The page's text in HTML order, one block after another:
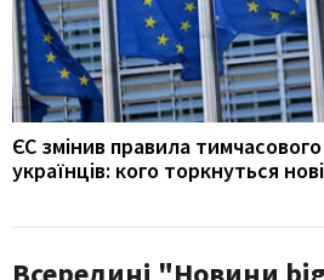
ЄС змінив правила
українців: кого торкнуться